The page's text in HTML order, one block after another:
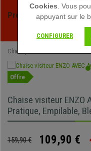
Profitez des soldes
exclusives pour
Chaisepro
Offre
Chaise visiteur ENZO
Pratique, Empilable,
159,90 € 109,90 €
Cookies . Vous
appuyant sur le
CONFIGURER